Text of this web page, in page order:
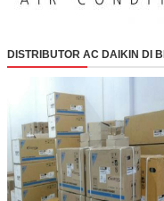
DISTRIBUTOR AC DAIKIN DI